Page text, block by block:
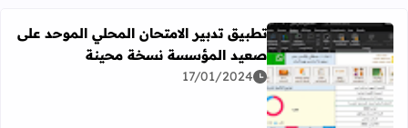
اقرأ المزيد عن تطبيق تدبير الامتحان المحلي الموحد
تطبيق تدبير الامتحان المحلي الموحد على
صعيد المؤسسة نسخة محينة
17/01/2024